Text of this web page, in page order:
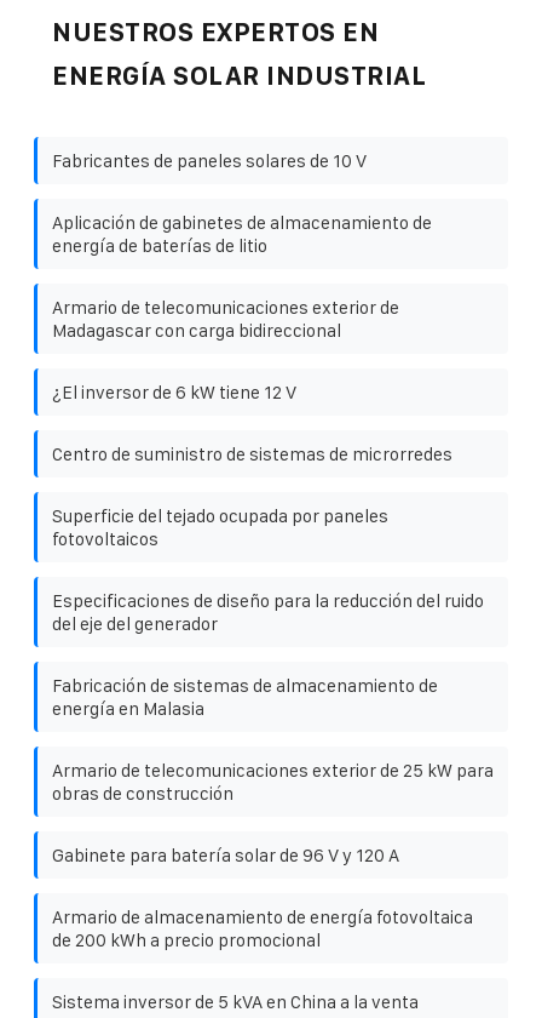
NUESTROS EXPERTOS EN
ENERGÍA SOLAR INDUSTRIAL
Fabricantes de paneles solares de 10 V
Aplicación de gabinetes de almacenamiento de
energía de baterías de litio
Armario de telecomunicaciones exterior de
Madagascar con carga bidireccional
¿El inversor de 6 kW tiene 12 V
Centro de suministro de sistemas de microrredes
Superficie del tejado ocupada por paneles
fotovoltaicos
Especificaciones de diseño para la reducción del ruido
del eje del generador
Fabricación de sistemas de almacenamiento de
energía en Malasia
Armario de telecomunicaciones exterior de 25 kW para
obras de construcción
Gabinete para batería solar de 96 V y 120 A
Armario de almacenamiento de energía fotovoltaica
de 200 kWh a precio promocional
Sistema inversor de 5 kVA en China a la venta